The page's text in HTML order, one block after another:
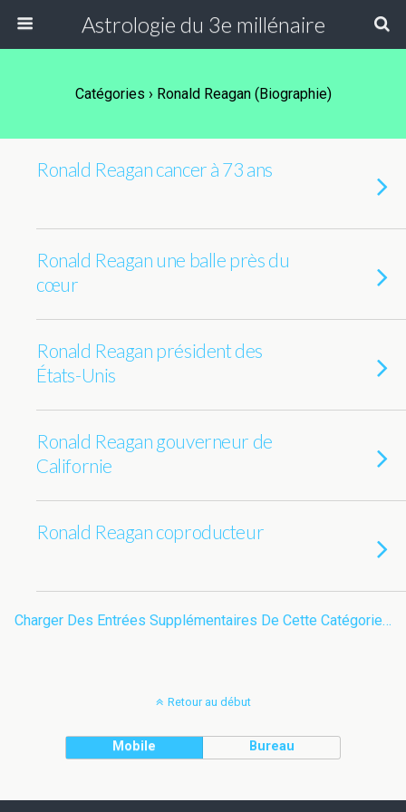
Astrologie du 3e millénaire
Catégories › Ronald Reagan (Biographie)
Ronald Reagan cancer à 73 ans
Ronald Reagan une balle près du
cœur
Ronald Reagan président des
États-Unis
Ronald Reagan gouverneur de
Californie
Ronald Reagan coproducteur
Charger Des Entrées Supplémentaires De Cette Catégorie…
Retour au début
Mobile Bureau